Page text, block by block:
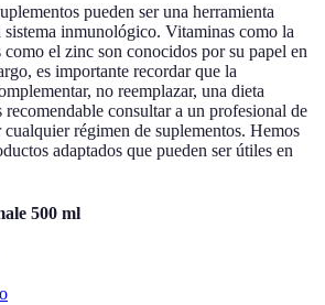
pueden ser una herramienta
sistema inmunológico. Vitaminas como la
el zinc son conocidos por su papel en
es importante recordar que la
no reemplazar, una dieta
recomendable consultar a un profesional de
régimen de suplementos. Hemos
adaptados que pueden ser útiles en
500 ml